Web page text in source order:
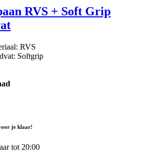
RVS + Soft Grip
RVS
Softgrip
je klaar!
tot 20:00